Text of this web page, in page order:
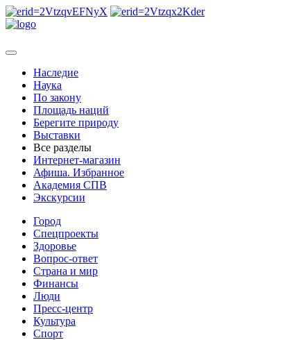
Наследие
Наука
По закону
Площадь наций
Берегите природу
Выставки
Все разделы
Интернет-магазин
Афиша. Избранное
Академия СПВ
Экскурсии
Город
Спецпроекты
Здоровье
Вопрос-ответ
Страна и мир
Финансы
Люди
Пресс-центр
Культура
Спорт